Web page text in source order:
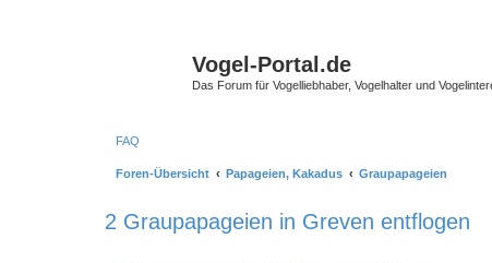
Vogel-Portal.de
Das Forum für Vogelliebhaber, Vogelhalter und
FAQ
Foren-Übersicht Papageien, Kakadus Graupapageien
2 Graupapageien in Greven entflogen